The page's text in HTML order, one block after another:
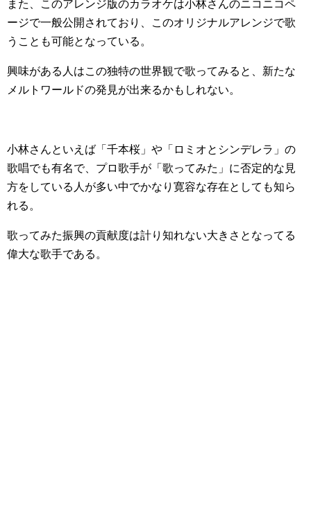
また、このアレンジ版のカラオケは小林さんのニコニコペ
ージで一般公開されており、このオリジナルアレンジで歌
うことも可能となっている。
興味がある人はこの独特の世界観で歌ってみると、新たな
メルトワールドの発見が出来るかもしれない。
小林さんといえば「千本桜」や「ロミオとシンデレラ」の
歌唱でも有名で、プロ歌手が「歌ってみた」に否定的な見
方をしている人が多い中でかなり寛容な存在としても知ら
れる。
歌ってみた振興の貢献度は計り知れない大きさとなってる
偉大な歌手である。